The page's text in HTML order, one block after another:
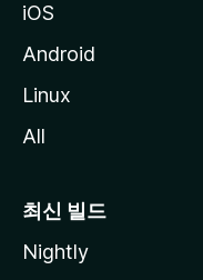
iOS
Android
Linux
All
최신 빌드
Nightly